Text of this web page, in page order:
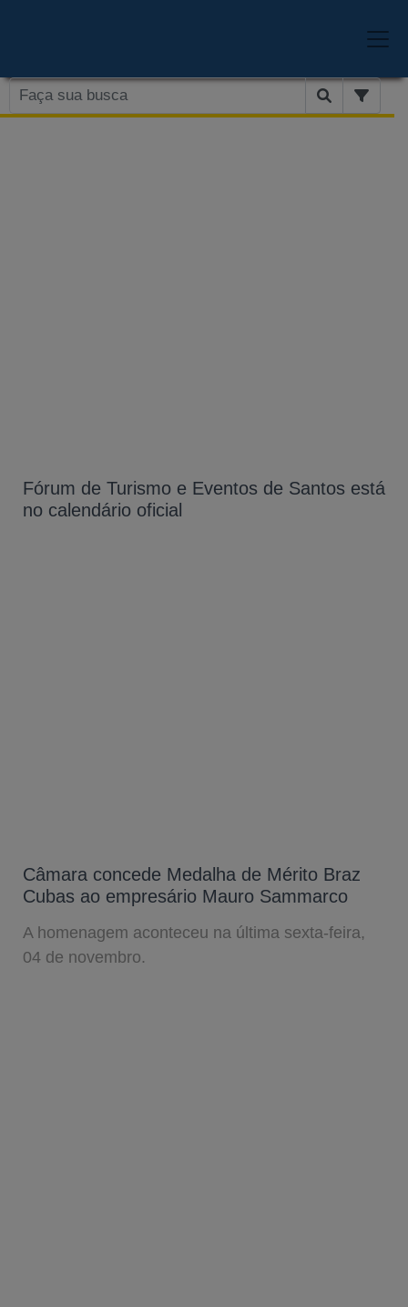
Fórum de Turismo e Eventos de Santos está
no calendário oficial
Câmara concede Medalha de Mérito Braz
Cubas ao empresário Mauro Sammarco
A homenagem aconteceu na última sexta-feira,
04 de novembro.